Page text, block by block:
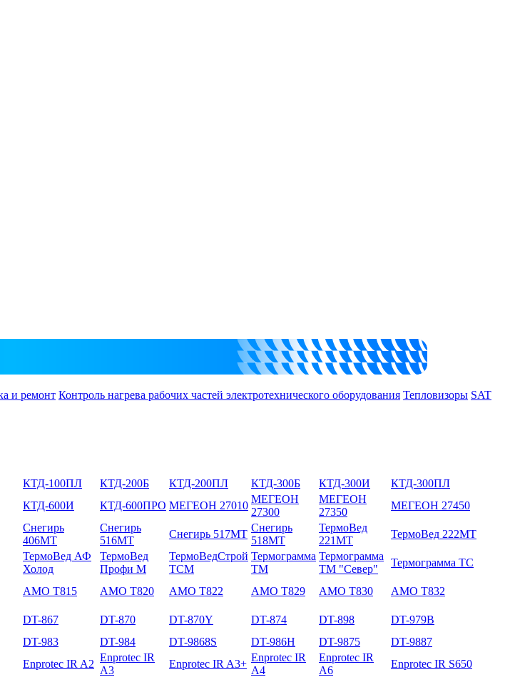
и ремонт Контроль нагрева рабочих частей электротехнического оборудования Тепловизоры SAT
КТД-100ПЛ КТД-200Б КТД-200ПЛ КТД-300Б КТД-300И
КТД-300ПЛ
КТД-600И КТД-600ПРО МЕГЕОН 27010
МЕГЕОН
27300
МЕГЕОН
27350
МЕГЕОН 27450
Снегирь
406МТ
Снегирь
516МТ
Снегирь 517МТ
Снегирь
518МТ
ТермоВед
221МТ
ТермоВед 222МТ
ТермоВед АФ
Холод
ТермоВед
Профи М
ТермоВедСтрой
ТСМ
Термограмма
ТМ
Термограмма
ТМ "Север"
Термограмма ТС
AMO T815 AMO T820 AMO T822 AMO T829 AMO T830 AMO T832
DT-867 DT-870 DT-870Y DT-874 DT-898
DT-979B
DT-983 DT-984 DT-9868S DT-986H DT-9875
DT-9887
Enprotec IR A2
Enprotec IR
A3
Enprotec IR A3+
Enprotec IR
A4
Enprotec IR
A6
Enprotec IR S650